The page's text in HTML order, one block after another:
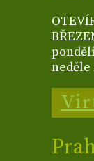
neděle